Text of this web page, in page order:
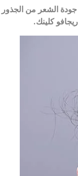
الشعر من الجذور
كلينك.